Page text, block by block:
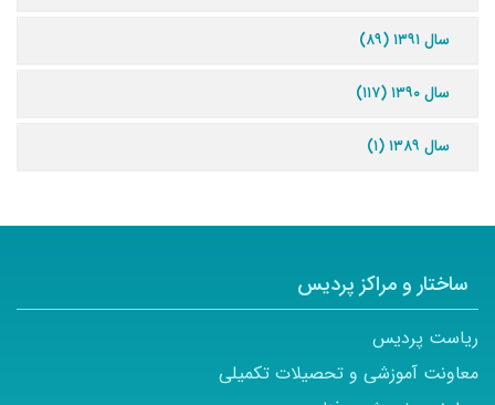
سال ۱۳۹۱ (۸۹)
سال ۱۳۹۰ (۱۱۷)
سال ۱۳۸۹ (۱)
ساختار و مراکز پردیس
ریاست پردیس
معاونت آموزشی و تحصیلات تکمیلی